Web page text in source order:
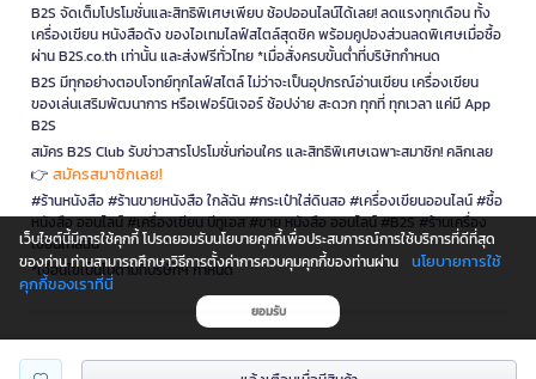
B2S จัดเต็มโปรโมชั่นและสิทธิพิเศษเพียบ ช้อปออนไลน์ได้เลย! ลดแรงทุกเดือน ทั้ง
เครื่องเขียน หนังสือดัง ของไอเทมไลฟ์สไตล์สุดชิค พร้อมคูปองส่วนลดพิเศษเมื่อซื้อ
ผ่าน B2S.co.th เท่านั้น และส่งฟรีทั่วไทย *เมื่อสั่งครบขั้นต่ำที่บริษัทกำหนด
B2S มีทุกอย่างตอบโจทย์ทุกไลฟ์สไตล์ ไม่ว่าจะเป็นอุปกรณ์อ่านเขียน เครื่องเขียน
ของเล่นเสริมพัฒนาการ หรือเฟอร์นิเจอร์ ช้อปง่าย สะดวก ทุกที่ ทุกเวลา แค่มี App
B2S
สมัคร B2S Club รับข่าวสารโปรโมชั่นก่อนใคร และสิทธิพิเศษเฉพาะสมาชิก! คลิกเลย
👉 สมัครสมาชิกเลย!
#ร้านหนังสือ #ร้านขายหนังสือ ใกล้ฉัน #กระเป๋าใส่ดินสอ #เครื่องเขียนออนไลน์ #ซื้อ
หนังสือ ออนไลน์ #เครื่องเขียน บีทูเอส #ขาย หนังสือ ออนไลน์ #B2S #ร้านเครื่อง
เขียนใกล้ฉัน
*เงื่อนไขเป็นไปตามที่บริษัทฯ กำหนด
is a company operating under
เว็บไซต์นี้มีการใช้คุกกี้ โปรดยอมรับนโยบายคุกกี้เพื่อประสบการณ์การใช้บริการที่ดีที่สุด
ของท่าน ท่านสามารถศึกษาวิธีการตั้งค่าการควบคุมคุกกี้ของท่านผ่าน
นโยบายการใช้
คุกกี้ของเราที่นี่
ยอมรับ